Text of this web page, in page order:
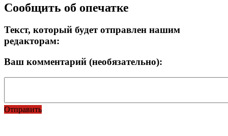
Сообщить об опечатке
Текст, который будет отправлен нашим
редакторам:
Ваш комментарий (необязательно):
Отправить